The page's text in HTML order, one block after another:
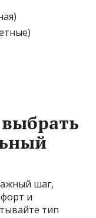
шаг,
и
тип